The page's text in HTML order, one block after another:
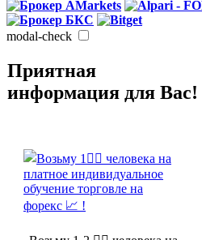
modal-check
Приятная
информация для Вас!